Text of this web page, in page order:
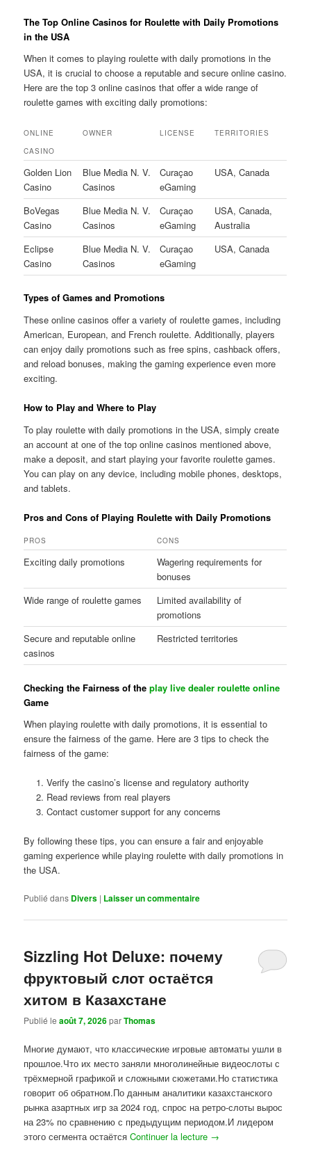
The Top Online Casinos for Roulette with Daily Promotions
in the USA
When it comes to playing roulette with daily promotions in the
USA, it is crucial to choose a reputable and secure online casino.
Here are the top 3 online casinos that offer a wide range of
roulette games with exciting daily promotions:
ONLINE
CASINO
OWNER LICENSE TERRITORIES
Golden Lion
Casino
Blue Media N. V.
Casinos
Curaçao
eGaming
USA, Canada
BoVegas
Casino
Blue Media N. V.
Casinos
Curaçao
eGaming
USA, Canada,
Australia
Eclipse
Casino
Blue Media N. V.
Casinos
Curaçao
eGaming
USA, Canada
Types of Games and Promotions
These online casinos offer a variety of roulette games, including
American, European, and French roulette. Additionally, players
can enjoy daily promotions such as free spins, cashback offers,
and reload bonuses, making the gaming experience even more
exciting.
How to Play and Where to Play
To play roulette with daily promotions in the USA, simply create
an account at one of the top online casinos mentioned above,
make a deposit, and start playing your favorite roulette games.
You can play on any device, including mobile phones, desktops,
and tablets.
Pros and Cons of Playing Roulette with Daily Promotions
PROS CONS
Exciting daily promotions
Wagering requirements for
bonuses
Wide range of roulette games
Limited availability of
promotions
Secure and reputable online
casinos
Restricted territories
Checking the Fairness of theplay live dealer roulette online
Game
When playing roulette with daily promotions, it is essential to
ensure the fairness of the game. Here are 3 tips to check the
fairness of the game:
Verify the casino’s license and regulatory authority
Read reviews from real players
Contact customer support for any concerns
By following these tips, you can ensure a fair and enjoyable
gaming experience while playing roulette with daily promotions in
the USA.
Publié dans Divers | Laisser un commentaire
Sizzling Hot Deluxe: почему
фруктовый слот остаётся
хитом в Казахстане
Publié leaoût 7, 2026parThomas
Многие думают, что классические игровые автоматы ушли в
прошлое.Что их место заняли многолинейные видеослоты с
трёхмерной графикой и сложными сюжетами.Но статистика
говорит об обратном.По данным аналитики казахстанского
рынка азартных игр за 2024 год, спрос на ретро-слоты вырос
на 23% по сравнению с предыдущим периодом.И лидером
этого сегмента остаётсяContinuer la lecture →